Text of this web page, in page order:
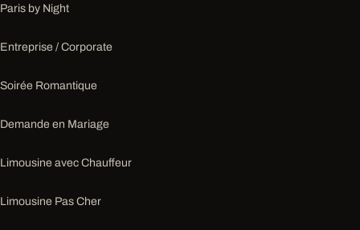
Paris by Night
Entreprise / Corporate
Soirée Romantique
Demande en Mariage
Limousine avec Chauffeur
Limousine Pas Cher